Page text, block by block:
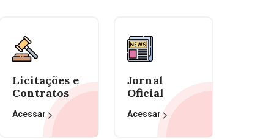
Licitações e
Contratos
Acessar
Jornal
Oficial
Acessar